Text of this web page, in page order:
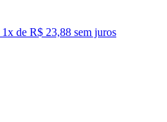
1x de R$ 23,88 sem juros